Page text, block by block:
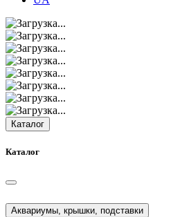
Каталог
Каталог
Аквариумы, крышки, подставки